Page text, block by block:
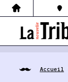
Accueil